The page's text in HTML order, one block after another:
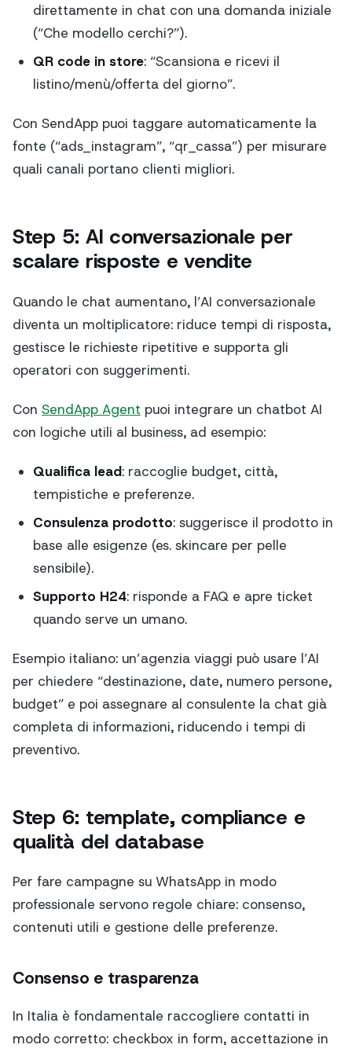
direttamente in chat con una domanda iniziale
(“Che modello cerchi?”).
QR code in store: “Scansiona e ricevi il
listino/menù/offerta del giorno”.
Con SendApp puoi taggare automaticamente la
fonte (“ads_instagram”, “qr_cassa”) per misurare
quali canali portano clienti migliori.
Step 5: AI conversazionale per
scalare risposte e vendite
Quando le chat aumentano, l’AI conversazionale
diventa un moltiplicatore: riduce tempi di risposta,
gestisce le richieste ripetitive e supporta gli
operatori con suggerimenti.
Con SendApp Agent puoi integrare un chatbot AI
con logiche utili al business, ad esempio:
Qualifica lead: raccoglie budget, città,
tempistiche e preferenze.
Consulenza prodotto: suggerisce il prodotto in
base alle esigenze (es. skincare per pelle
sensibile).
Supporto H24: risponde a FAQ e apre ticket
quando serve un umano.
Esempio italiano: un’agenzia viaggi può usare l’AI
per chiedere “destinazione, date, numero persone,
budget” e poi assegnare al consulente la chat già
completa di informazioni, riducendo i tempi di
preventivo.
Step 6: template, compliance e
qualità del database
Per fare campagne su WhatsApp in modo
professionale servono regole chiare: consenso,
contenuti utili e gestione delle preferenze.
Consenso e trasparenza
In Italia è fondamentale raccogliere contatti in
modo corretto: checkbox in form, accettazione in